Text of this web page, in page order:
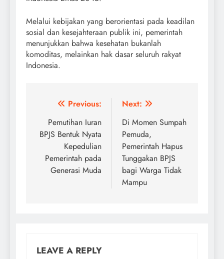
Melalui kebijakan yang berorientasi pada keadilan
sosial dan kesejahteraan publik ini, pemerintah
menunjukkan bahwa kesehatan bukanlah
komoditas, melainkan hak dasar seluruh rakyat
Indonesia.
Post
navigation
Previous:
Pemutihan Iuran
BPJS Bentuk Nyata
Kepedulian
Pemerintah pada
Generasi Muda
Next:
Di Momen Sumpah
Pemuda,
Pemerintah Hapus
Tunggakan BPJS
bagi Warga Tidak
Mampu
LEAVE A REPLY